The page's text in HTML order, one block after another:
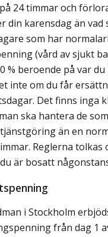
24 timmar och
din karensdag än vad
som har
(vård av sjukt
% beroende på var du
inte om du får
Det finns inga
ska hantera de
än en
Reglerna tolkas
är bosatt
i Stockholm
från dag 1